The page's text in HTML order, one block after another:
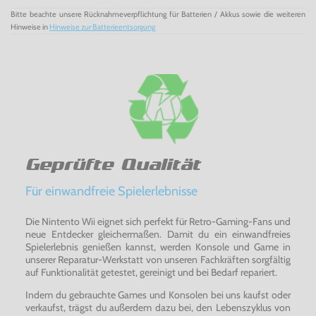
Bitte beachte unsere Rücknahmeverpflichtung für Batterien / Akkus sowie die weiteren
Hinweise in Hinweise zur Batterieentsorgung
Geprüfte Qualität
Für einwandfreie Spielerlebnisse
Die Nintento Wii eignet sich perfekt für Retro-Gaming-Fans und
neue Entdecker gleichermaßen. Damit du ein einwandfreies
Spielerlebnis genießen kannst, werden Konsole und Game in
unserer Reparatur-Werkstatt von unseren Fachkräften sorgfältig
auf Funktionalität getestet, gereinigt und bei Bedarf repariert.
Indem du gebrauchte Games und Konsolen bei uns kaufst oder
verkaufst, trägst du außerdem dazu bei, den Lebenszyklus von